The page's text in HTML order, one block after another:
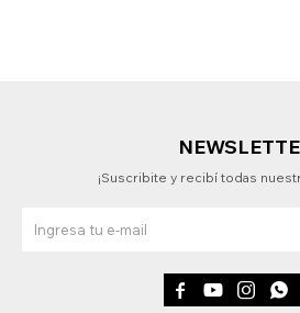
¡Suscribite y recibí todas
   